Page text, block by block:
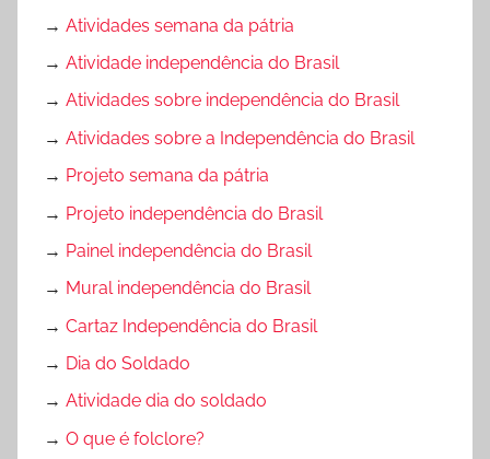
→ Atividades semana da pátria
→ Atividade independência do Brasil
→ Atividades sobre independência do Brasil
→ Atividades sobre a Independência do Brasil
→ Projeto semana da pátria
→ Projeto independência do Brasil
→ Painel independência do Brasil
→ Mural independência do Brasil
→ Cartaz Independência do Brasil
→ Dia do Soldado
→ Atividade dia do soldado
→ O que é folclore?